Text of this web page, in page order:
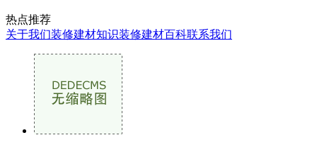
热点推荐
关于我们装修建材知识装修建材百科联系我们